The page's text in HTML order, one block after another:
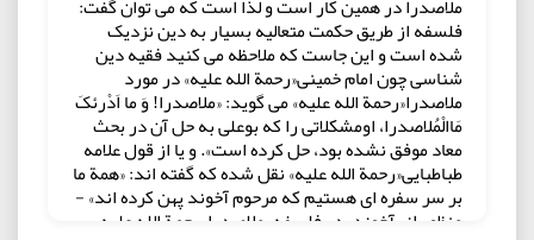
فلسفه از طریق حکمت متعالیه بسیار به دین نزدیک
شده است و این جاست که ملاحظه می کنید فقیه دین
شناسی چون امام خمینی«رحمة الله علیه» در مورد
ملاصدرا«رحمة الله علیه» می گوید: «ملاصدرا! وَ ما اَدْرئکَ
مَاالْمُلاصدرا، اومشکلاتی را که بوعلی به حل آن در بحث
معاد موفق نشده بود، حل کرده است». و یا از قول علامه
طباطبایی«رحمة الله علیه» نقل شده که گفته اند: «همة ما
بر سر سفره ای هستیم که مرحوم آخوند پهن کرده اند» -
منظور از «آخوند» در فلسفه، ملاصدرا«رحمة الله علیه»